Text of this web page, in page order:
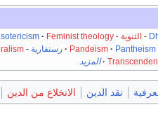
-الثنوية ·
· Feminist theology
Pandeism · Pantheism
· رستفارية -
· المزيد
نقد الدين الانخلاع من الدين